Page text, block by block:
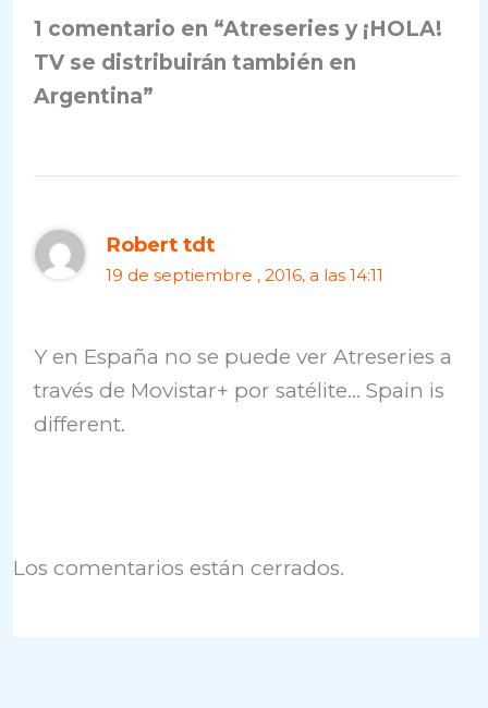
1 comentario en “Atreseries y ¡HOLA!
TV se distribuirán también en
Argentina”
Robert tdt
19 de septiembre , 2016, a las 14:11
Y en España no se puede ver Atreseries a
través de Movistar+ por satélite… Spain is
different.
Los comentarios están cerrados.